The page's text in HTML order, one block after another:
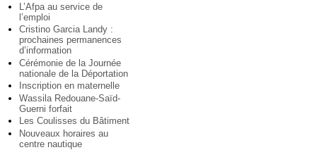
L’Afpa au service de
l’emploi
Cristino Garcia Landy :
prochaines permanences
d’information
Cérémonie de la Journée
nationale de la Déportation
Inscription en maternelle
Wassila Redouane-Saïd-
Guerni forfait
Les Coulisses du Bâtiment
Nouveaux horaires au
centre nautique